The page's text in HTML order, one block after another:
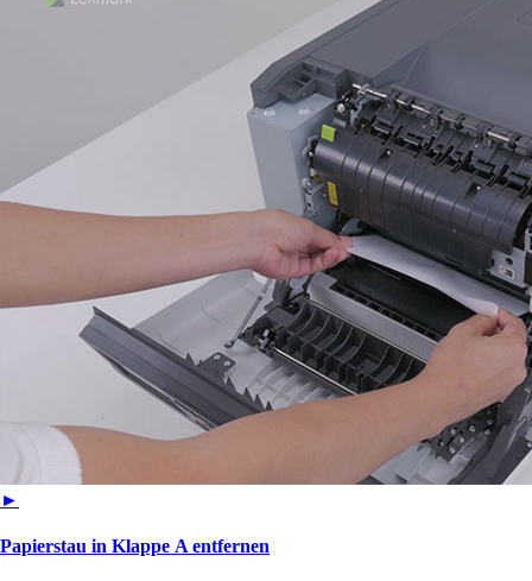
►
Papierstau in Klappe A entfernen